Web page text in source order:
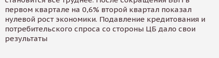
первом квартале на 0,6% второй квартал показал
нулевой рост экономики. Подавление кредитования и
потребительского спроса со стороны ЦБ дало свои
результаты